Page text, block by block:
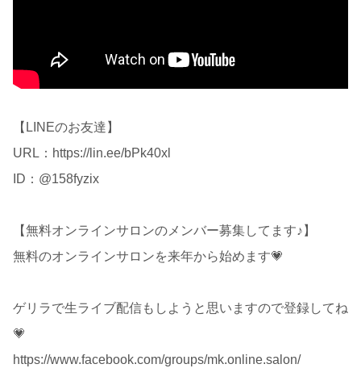
【LINEのお友達】
URL：https://lin.ee/bPk40xl
ID：@158fyzix
【無料オンラインサロンのメンバー募集してます♪】
無料のオンラインサロンを来年から始めます💗
ゲリラで生ライブ配信もしようと思いますので登録してね
💗
https://www.facebook.com/groups/mk.online.salon/